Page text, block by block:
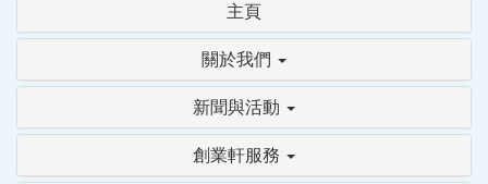
主頁
關於我們
新聞與活動
創業軒服務